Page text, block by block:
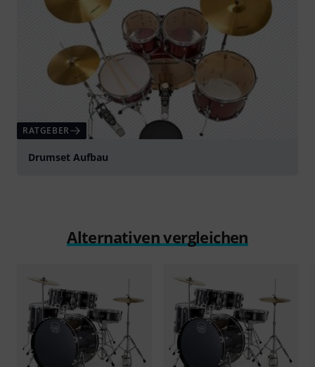
RATGEBER
Drumset Aufbau
Alternativen vergleichen